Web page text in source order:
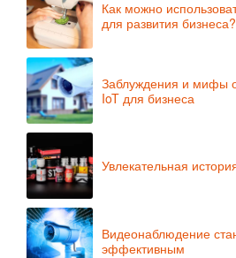
Как можно
для развития бизнеса?
Заблуждения и мифы
IoT для бизнеса
Увлекательная
Видеонаблюдение
эффективным